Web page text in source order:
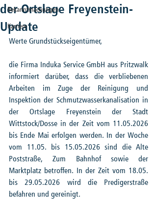
Bekanntmachungen
Karriere
der Ortslage Freyenstein-
Update
Werte Grundstückseigentümer,
die Firma Induka Service GmbH aus Pritzwalk
informiert darüber, dass die verbliebenen
Arbeiten im Zuge der Reinigung und
Inspektion der Schmutzwasserkanalisation in
der Ortslage Freyenstein der Stadt
Wittstock/Dosse in der Zeit vom 11.05.2026
bis Ende Mai erfolgen werden. In der Woche
vom 11.05. bis 15.05.2026 sind die Alte
Poststraße, Zum Bahnhof sowie der
Marktplatz betroffen. In der Zeit vom 18.05.
bis 29.05.2026 wird die Predigerstraße
befahren und gereinigt.